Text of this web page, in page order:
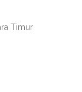
Timur